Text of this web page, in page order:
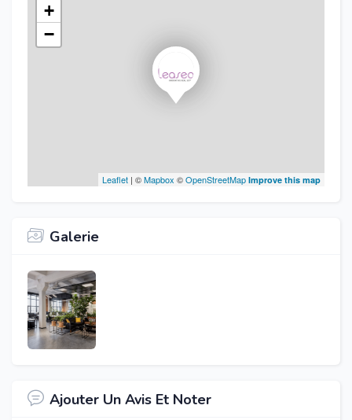
+
−
Leaflet | ©Mapbox ©OpenStreetMap Improve this map
Galerie
Ajouter Un Avis Et Noter